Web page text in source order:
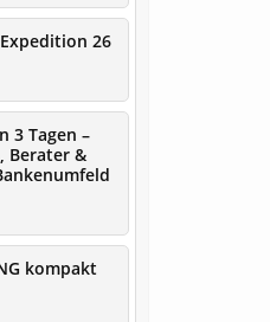
26
3 Tagen –
Berater &
kompakt